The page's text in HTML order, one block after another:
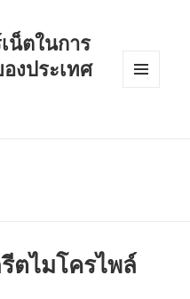
น็ตในการ
งประเทศ
ตไมโครไพล์